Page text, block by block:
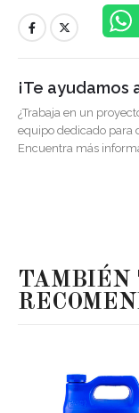
¡Te
¿Trabaja en un
equipo dedicado para
Encuentra más
TAMBIÉN